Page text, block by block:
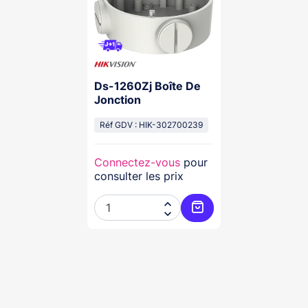
Ds-1260Zj Boîte De
Jonction
Réf GDV : HIK-302700239
Connectez-vous pour
consulter les prix


Ajouter au panier